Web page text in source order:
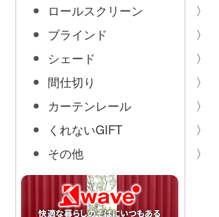
ロールスクリーン
ブラインド
シェード
間仕切り
カーテンレール
くれないGIFT
その他